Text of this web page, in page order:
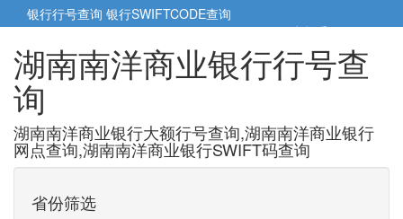
银行行号查询 银行SWIFTCODE查询
5cm小帮手5cm.cn
湖南南洋商业银行行号查
询
湖南南洋商业银行大额行号查询,湖南南洋商业银行
网点查询,湖南南洋商业银行SWIFT码查询
省份筛选